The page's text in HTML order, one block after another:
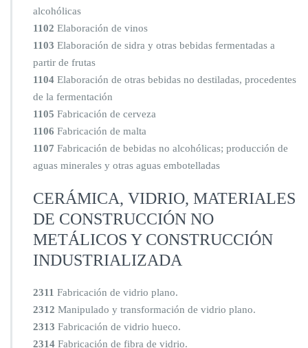
alcohólicas
1102 Elaboración de vinos
1103 Elaboración de sidra y otras bebidas fermentadas a
partir de frutas
1104 Elaboración de otras bebidas no destiladas, procedentes
de la fermentación
1105 Fabricación de cerveza
1106 Fabricación de malta
1107 Fabricación de bebidas no alcohólicas; producción de
aguas minerales y otras aguas embotelladas
CERÁMICA, VIDRIO, MATERIALES
DE CONSTRUCCIÓN NO
METÁLICOS Y CONSTRUCCIÓN
INDUSTRIALIZADA
2311 Fabricación de vidrio plano.
2312 Manipulado y transformación de vidrio plano.
2313 Fabricación de vidrio hueco.
2314 Fabricación de fibra de vidrio.